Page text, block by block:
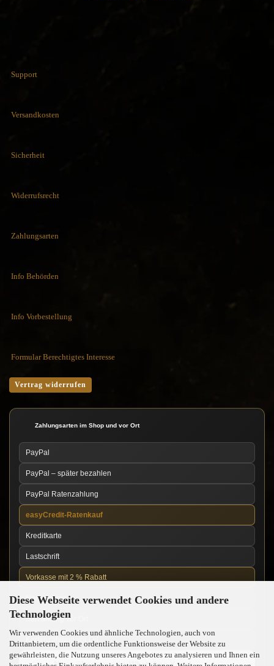
Diese Webseite verwendet Cookies und andere
Technologien
Wir verwenden Cookies und ähnliche Technologien, auch von
Drittanbietern, um die ordentliche Funktionsweise der Website zu
gewährleisten, die Nutzung unseres Angebotes zu analysieren und Ihnen ein
Support
Versandkosten
Sicherheit
Widerrufsrecht
Zahlungsarten
Info Behörden
Info Vorbestellung
Formular Berechtigtes Interesse
Vertrag widerrufen
Zahlungsarten im Shop und vor Ort
PayPal
PayPal – später bezahlen
PayPal Ratenzahlung
easyCredit-Ratenkauf
Kreditkarte
Lastschrift
Vorkasse mit 2 % Rabatt
Nachnahme
Barzahlung vor Ort
Kartenzahlung vor Ort